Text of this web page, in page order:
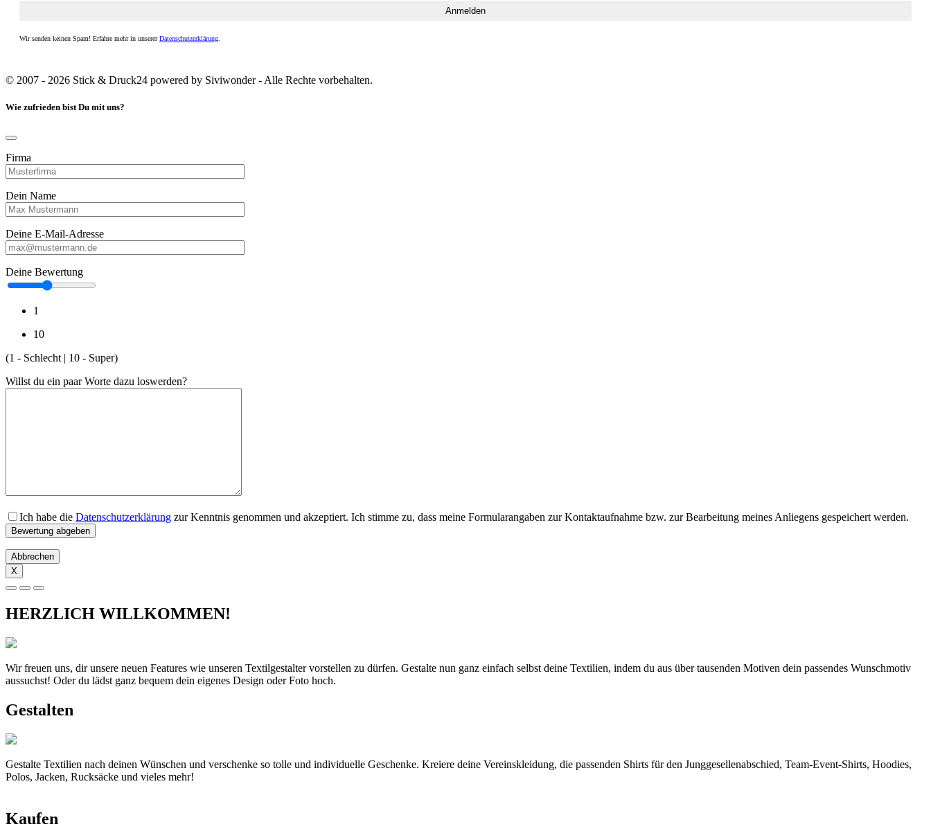
Wir senden keinen Spam! Erfahre mehr in unsererDatenschutzerklärung
© 2007 - 2026 Stick & Druck24 powered by Siviwonder - Alle Rechte vorbehalten.
Wie zufrieden bist Du mit uns?
Firma
Dein Name
Deine E-Mail-Adresse
Deine Bewertung
1
10
(1 - Schlecht | 10 - Super)
Willst du ein paar Worte dazu loswerden?
Ich habe die Datenschutzerklärung zur Kenntnis genommen und akzeptiert. Ich stimme zu, dass meine Formularangaben zur Kontaktaufnahme bzw. zur Bearbeitung meines Anliegens gespeichert werden.
Abbrechen
X
HERZLICH WILLKOMMEN!
Wir freuen uns, dir unsere neuen Features wie unseren Textilgestalter vorstellen zu dürfen. Gestalte nun ganz einfach selbst deine Textilien, indem du aus über tausenden Motiven dein passendes Wunschmotiv
aussuchst! Oder du lädst ganz bequem dein eigenes Design oder Foto hoch.
Gestalten
Gestalte Textilien nach deinen Wünschen und verschenke so tolle und individuelle Geschenke. Kreiere deine Vereinskleidung, die passenden Shirts für den Junggesellenabschied, Team-Event-Shirts, Hoodies,
Polos, Jacken, Rucksäcke und vieles mehr!
Kaufen